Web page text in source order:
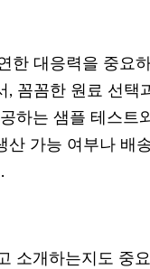
한 대응력을 중요
꼼꼼한 원료 선택
하는 샘플 테스트
산 가능 여부나 배
소개하는지도 중